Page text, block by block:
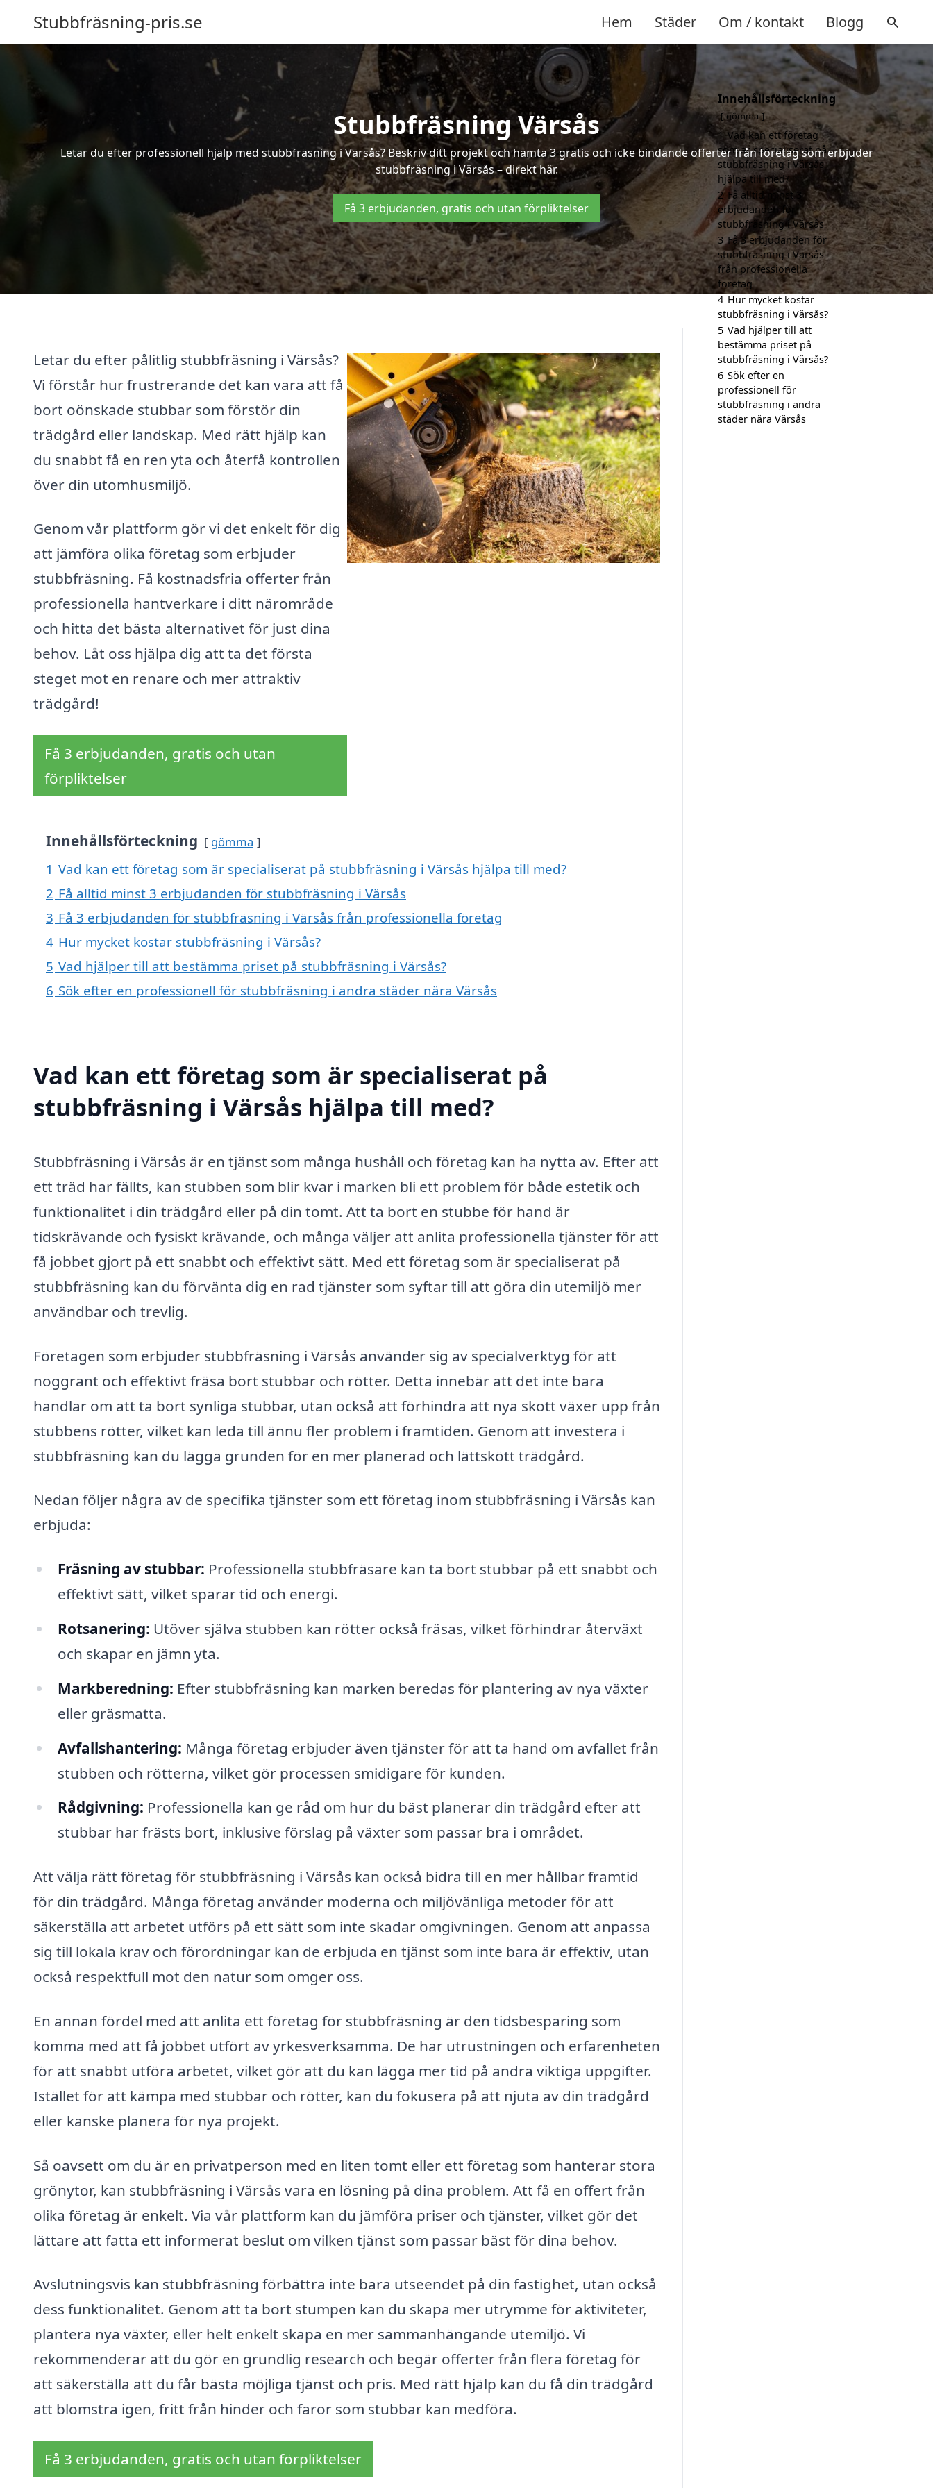
Stubbfräsning-pris.se Hem Städer Om / kontakt Blogg
Stubbfräsning Värsås
Letar du efter professionell hjälp med stubbfräsning i Värsås? Beskriv ditt projekt och hämta 3 gratis och icke bindande offerter från företag som erbjuder
stubbfräsning i Värsås – direkt här.
Få 3 erbjudanden, gratis och utan förpliktelser
Letar du efter pålitlig stubbfräsning i Värsås?
Vi förstår hur frustrerande det kan vara att få
bort oönskade stubbar som förstör din
trädgård eller landskap. Med rätt hjälp kan
du snabbt få en ren yta och återfå kontrollen
över din utomhusmiljö.
Genom vår plattform gör vi det enkelt för dig
att jämföra olika företag som erbjuder
stubbfräsning. Få kostnadsfria offerter från
professionella hantverkare i ditt närområde
och hitta det bästa alternativet för just dina
behov. Låt oss hjälpa dig att ta det första
steget mot en renare och mer attraktiv
trädgård!
Få 3 erbjudanden, gratis och utan
förpliktelser
Innehållsförteckning gömma
1 Vad kan ett företag som är specialiserat på stubbfräsning i Värsås hjälpa till med?
2 Få alltid minst 3 erbjudanden för stubbfräsning i Värsås
3 Få 3 erbjudanden för stubbfräsning i Värsås från professionella företag
4 Hur mycket kostar stubbfräsning i Värsås?
5 Vad hjälper till att bestämma priset på stubbfräsning i Värsås?
6 Sök efter en professionell för stubbfräsning i andra städer nära Värsås
Vad kan ett företag som är specialiserat på
stubbfräsning i Värsås hjälpa till med?
Stubbfräsning i Värsås är en tjänst som många hushåll och företag kan ha nytta av. Efter att
ett träd har fällts, kan stubben som blir kvar i marken bli ett problem för både estetik och
funktionalitet i din trädgård eller på din tomt. Att ta bort en stubbe för hand är
tidskrävande och fysiskt krävande, och många väljer att anlita professionella tjänster för att
få jobbet gjort på ett snabbt och effektivt sätt. Med ett företag som är specialiserat på
stubbfräsning kan du förvänta dig en rad tjänster som syftar till att göra din utemiljö mer
användbar och trevlig.
Företagen som erbjuder stubbfräsning i Värsås använder sig av specialverktyg för att
noggrant och effektivt fräsa bort stubbar och rötter. Detta innebär att det inte bara
handlar om att ta bort synliga stubbar, utan också att förhindra att nya skott växer upp från
stubbens rötter, vilket kan leda till ännu fler problem i framtiden. Genom att investera i
stubbfräsning kan du lägga grunden för en mer planerad och lättskött trädgård.
Nedan följer några av de specifika tjänster som ett företag inom stubbfräsning i Värsås kan
erbjuda:
Fräsning av stubbar: Professionella stubbfräsare kan ta bort stubbar på ett snabbt och
effektivt sätt, vilket sparar tid och energi.
Rotsanering: Utöver själva stubben kan rötter också fräsas, vilket förhindrar återväxt
och skapar en jämn yta.
Markberedning: Efter stubbfräsning kan marken beredas för plantering av nya växter
eller gräsmatta.
Avfallshantering: Många företag erbjuder även tjänster för att ta hand om avfallet från
stubben och rötterna, vilket gör processen smidigare för kunden.
Rådgivning: Professionella kan ge råd om hur du bäst planerar din trädgård efter att
stubbar har frästs bort, inklusive förslag på växter som passar bra i området.
Att välja rätt företag för stubbfräsning i Värsås kan också bidra till en mer hållbar framtid
för din trädgård. Många företag använder moderna och miljövänliga metoder för att
säkerställa att arbetet utförs på ett sätt som inte skadar omgivningen. Genom att anpassa
sig till lokala krav och förordningar kan de erbjuda en tjänst som inte bara är effektiv, utan
också respektfull mot den natur som omger oss.
En annan fördel med att anlita ett företag för stubbfräsning är den tidsbesparing som
komma med att få jobbet utfört av yrkesverksamma. De har utrustningen och erfarenheten
för att snabbt utföra arbetet, vilket gör att du kan lägga mer tid på andra viktiga uppgifter.
Istället för att kämpa med stubbar och rötter, kan du fokusera på att njuta av din trädgård
eller kanske planera för nya projekt.
Så oavsett om du är en privatperson med en liten tomt eller ett företag som hanterar stora
grönytor, kan stubbfräsning i Värsås vara en lösning på dina problem. Att få en offert från
olika företag är enkelt. Via vår plattform kan du jämföra priser och tjänster, vilket gör det
lättare att fatta ett informerat beslut om vilken tjänst som passar bäst för dina behov.
Avslutningsvis kan stubbfräsning förbättra inte bara utseendet på din fastighet, utan också
dess funktionalitet. Genom att ta bort stumpen kan du skapa mer utrymme för aktiviteter,
plantera nya växter, eller helt enkelt skapa en mer sammanhängande utemiljö. Vi
rekommenderar att du gör en grundlig research och begär offerter från flera företag för
att säkerställa att du får bästa möjliga tjänst och pris. Med rätt hjälp kan du få din trädgård
att blomstra igen, fritt från hinder och faror som stubbar kan medföra.
Få 3 erbjudanden, gratis och utan förpliktelser
Innehållsförteckning
gömma
1 Vad kan ett företag
som är specialiserat på
stubbfräsning i Värsås
hjälpa till med?
2 Få alltid minst 3
erbjudanden för
stubbfräsning i Värsås
3 Få 3 erbjudanden för
stubbfräsning i Värsås
från professionella
företag
4 Hur mycket kostar
stubbfräsning i Värsås?
5 Vad hjälper till att
bestämma priset på
stubbfräsning i Värsås?
6 Sök efter en
professionell för
stubbfräsning i andra
städer nära Värsås